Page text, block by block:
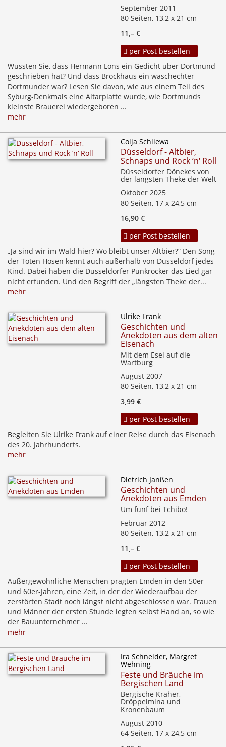
September 2011
80 Seiten, 13,2 x 21 cm
11,– €
per Post bestellen
Wussten Sie, dass Hermann Löns ein Gedicht über Dortmund
geschrieben hat? Und dass Brockhaus ein waschechter
Dortmunder war? Lesen Sie davon, wie aus einem Teil des
Syburg-Denkmals eine Altarplatte wurde, wie Dortmunds
kleinste Brauerei wiedergeboren ...
mehr
Colja Schliewa
Düsseldorf - Altbier,
Schnaps und Rock ‘n‘ Roll
Düsseldorfer Dönekes von
der längsten Theke der Welt
Oktober 2025
80 Seiten, 17 x 24,5 cm
16,90 €
per Post bestellen
„Ja sind wir im Wald hier? Wo bleibt unser Altbier?“ Den Song
der Toten Hosen kennt auch außerhalb von Düsseldorf jedes
Kind. Dabei haben die Düsseldorfer Punkrocker das Lied gar
nicht erfunden. Und den Begriff der „längsten Theke der...
mehr
Ulrike Frank
Geschichten und
Anekdoten aus dem alten
Eisenach
Mit dem Esel auf die
Wartburg
August 2007
80 Seiten, 13,2 x 21 cm
3,99 €
per Post bestellen
Begleiten Sie Ulrike Frank auf einer Reise durch das Eisenach
des 20. Jahrhunderts.
mehr
Dietrich Janßen
Geschichten und
Anekdoten aus Emden
Um fünf bei Tchibo!
Februar 2012
80 Seiten, 13,2 x 21 cm
11,– €
per Post bestellen
Außergewöhnliche Menschen prägten Emden in den 50er
und 60er-Jahren, eine Zeit, in der der Wiederaufbau der
zerstörten Stadt noch längst nicht abgeschlossen war. Frauen
und Männer der ersten Stunde legten selbst Hand an, so wie
der Bauunternehmer ...
mehr
Ira Schneider, Margret
Wehning
Feste und Bräuche im
Bergischen Land
Bergische Kräher,
Dröppelmina und
Kronenbaum
August 2010
64 Seiten, 17 x 24,5 cm